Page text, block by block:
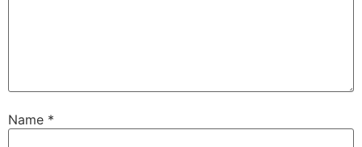
Name *